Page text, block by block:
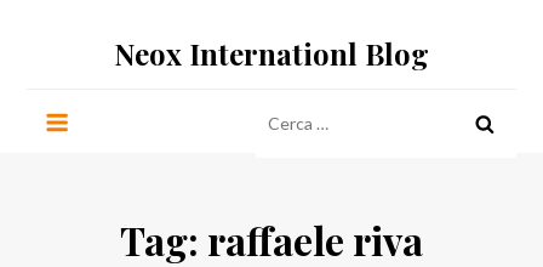
Neox Internationl Blog
per:
Tag: raffaele riva